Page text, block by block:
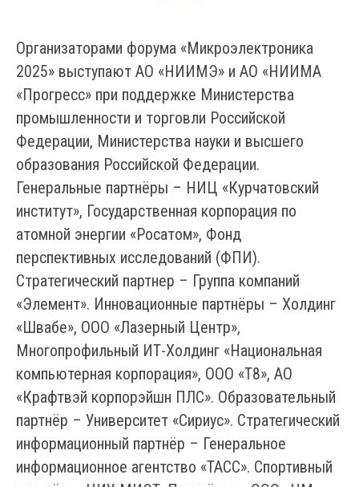
Организаторами форума «Микроэлектроника
2025» выступают АО «НИИМЭ» и АО «НИИМА
«Прогресс» при поддержке Министерства
промышленности и торговли Российской
Федерации, Министерства науки и высшего
образования Российской Федерации.
Генеральные партнёры – НИЦ «Курчатовский
институт», Государственная корпорация по
атомной энергии «Росатом», Фонд
перспективных исследований (ФПИ).
Стратегический партнер – Группа компаний
«Элемент». Инновационные партнёры – Холдинг
«Швабе», ООО «Лазерный Центр»,
Многопрофильный ИТ-Холдинг «Национальная
компьютерная корпорация», ООО «Т8», АО
«Крафтвэй корпорэйшн ПЛС». Образовательный
партнёр – Университет «Сириус». Стратегический
информационный партнёр – Генеральное
информационное агентство «ТАСС». Спортивный